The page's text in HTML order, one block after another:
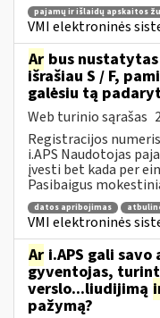
pajamų ir išlaidų apskaitos
VMI elektroninės
Ar bus
išrašiau S / F,
galėsiu tą
Web turinio sąrašas
Registracijos
i.APS Naudotojas
įvesti bet kada per
Pasibaigus
datos apribojimas
VMI elektroninės
Ar i.APS gali
gyventojas,
verslo...liudijimą
pažymą?